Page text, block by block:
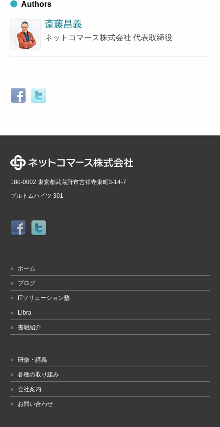
Authors
斎藤昌義
ネットコマース株式会社 代表取締役
180-0002 東京都武蔵野市吉祥寺東町3-14-7
プルトムハイツ 301
ホーム
ブログ
ITソリューション塾
Libra
書籍紹介
研修・講義
各種の取り組み
会社案内
お問い合わせ